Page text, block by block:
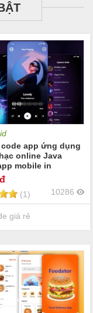
code app ứng dụng
online Java
mobile in
Studio | Đồ án app
trực tuyến Music
(1) 10286
giá rẻ